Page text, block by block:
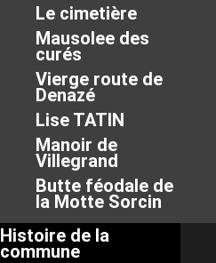
Le cimetière
Mausolee des
curés
Vierge route de
Denazé
Lise TATIN
Manoir de
Villegrand
Butte féodale de
la Motte Sorcin
Histoire de la
commune